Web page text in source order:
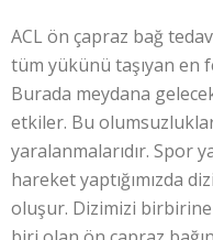
ACL ön çapraz bağ
tüm yükünü taşıyan en
Burada meydana
etkiler. Bu
yaralanmalarıdır. Spor
hareket yaptığımızda
oluşur. Dizimizi